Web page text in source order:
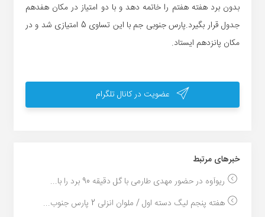
بدون برد هفته هفتم را خاتمه دهد و با دو امتیاز در مکان هفدهم
جدول قرار بگیرد.پارس جنوبی جم با این تساوی 5 امتیازی شد و در
مکان پانزدهم ایستاد.
عضویت در کانال تلگرام
خبر‌های مرتبط
ریوآوه در حضور مهدی طارمی با گل دقیقه 90 برد را با...
هفته پنجم لیگ دسته اول / ملوان انزلی 2 پارس جنوب...